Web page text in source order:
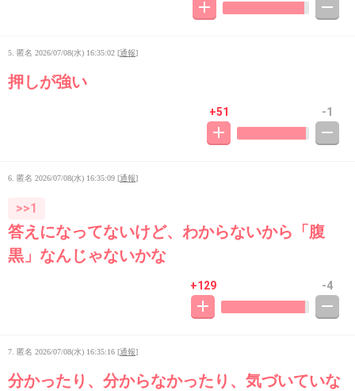
5. 匿名 2026/07/08(水) 16:35:02 [通報]
押しが強い
+51 -1
6. 匿名 2026/07/08(水) 16:35:09 [通報]
>>1
答えになってないけど、わからないから「腹
黒」なんじゃないかな
+129 -4
7. 匿名 2026/07/08(水) 16:35:16 [通報]
分かったり、分からなかったり、気づいていな